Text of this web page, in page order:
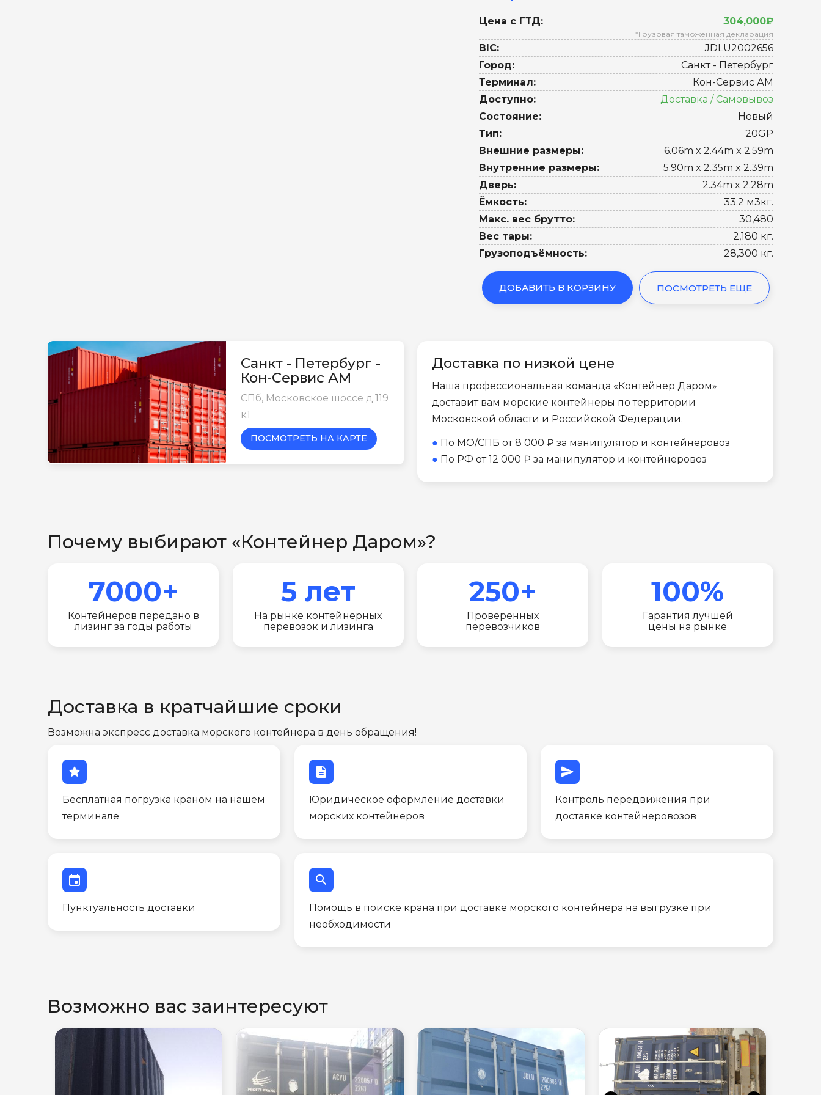
Цена с ГТД: 304,000₽
*Грузовая таможенная декларация
BIC:
JDLU2002656
Город:
Санкт - Петербург
Терминал:
Кон-Сервис АМ
Доступно:
Доставка / Самовывоз
Состояние:
Новый
Тип:
20GP
Внешние размеры:
6.06m x 2.44m x 2.59m
Внутренние размеры:
5.90m x 2.35m x 2.39m
Дверь:
2.34m x 2.28m
Ёмкость:
33.2 м3кг.
Макс. вес брутто:
30,480
Вес тары:
2,180 кг.
Грузоподъёмность:
28,300 кг.
ДОБАВИТЬ В КОРЗИНУ ПОСМОТРЕТЬ ЕЩЕ
Санкт - Петербург -
Кон-Сервис АМ
СПб, Московское шоссе д.119
к1
ПОСМОТРЕТЬ НА КАРТЕ
Доставка по низкой цене
Наша профессиональная команда «Контейнер Даром»
доставит вам морские контейнеры по территории
Московской области и Российской Федерации.
● По МО/СПБ от 8 000 ₽ за манипулятор и контейнеровоз
● По РФ от 12 000 ₽ за манипулятор и контейнеровоз
Почему выбирают «Контейнер Даром»?
7000+
Контейнеров передано в
лизинг за годы работы
5 лет
На рынке контейнерных
перевозок и лизинга
250+
Проверенных
перевозчиков
100%
Гарантия лучшей
цены на рынке
Доставка в кратчайшие сроки
Возможна экспресс доставка морского контейнера в день обращения!
star
Бесплатная погрузка краном на нашем
терминале
description
Юридическое оформление доставки
морских контейнеров
send
Контроль передвижения при
доставке контейнеровозов
event
Пунктуальность доставки
search
Помощь в поиске крана при доставке морского контейнера на выгрузке при
необходимости
Возможно вас заинтересуют